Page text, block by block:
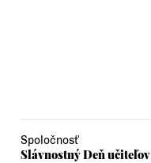
Spoločnosť
Slávnostný Deň učiteľov